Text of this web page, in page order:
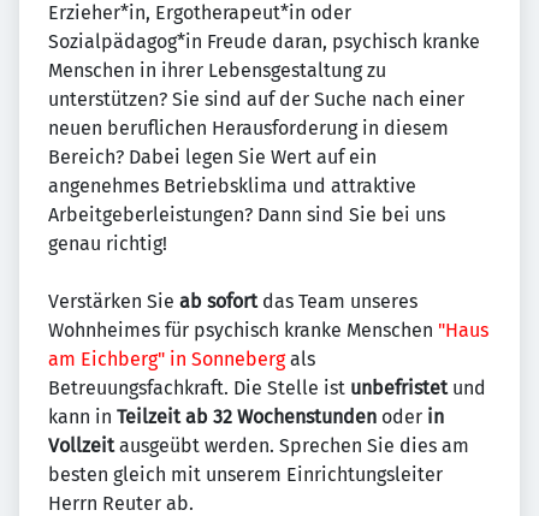
Erzieher*in, Ergotherapeut*in oder
Sozialpädagog*in Freude daran, psychisch kranke
Menschen in ihrer Lebensgestaltung zu
unterstützen? Sie sind auf der Suche nach einer
neuen beruflichen Herausforderung in diesem
Bereich? Dabei legen Sie Wert auf ein
angenehmes Betriebsklima und attraktive
Arbeitgeberleistungen? Dann sind Sie bei uns
genau richtig!
Verstärken Sie ab sofortdas Team unseres
Wohnheimes für psychisch kranke Menschen "Haus
am Eichberg" in Sonnebergals
Betreuungsfachkraft. Die Stelle ist unbefristetund
kann in Teilzeit ab 32 Wochenstunden oder in
Vollzeitausgeübt werden. Sprechen Sie dies am
besten gleich mit unserem Einrichtungsleiter
Herrn Reuter ab.